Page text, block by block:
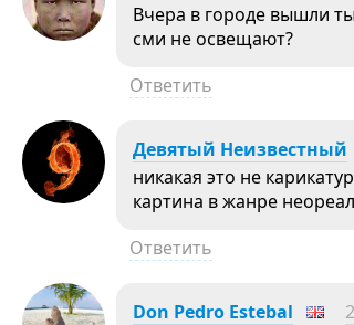
Вчера в городе вышли
сми не освещают?
Ответить
Девятый Неизвестный
никакая это не
картина в жанре
Ответить
Don Pedro Estebal